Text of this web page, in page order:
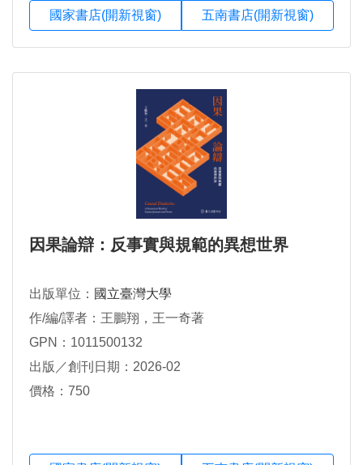
國家書店(開新視窗) 五南書店(開新視窗)
因果論辯：反事實與規範的異想世界
出版單位： 國立臺灣大學
作/編/譯者：王鵬翔，王一奇著
GPN：1011500132
出版／創刊日期：2026-02
價格：750